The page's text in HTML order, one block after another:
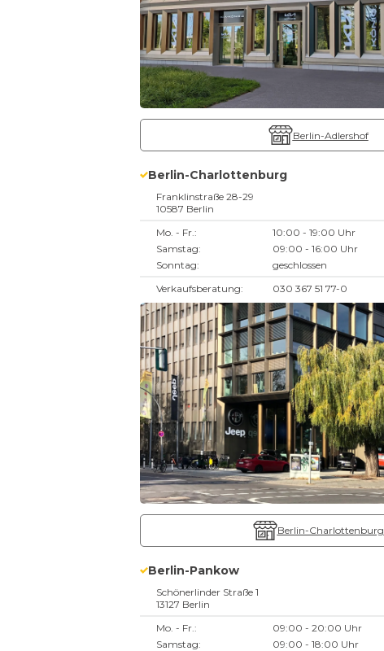
Berlin-Adlershof
Berlin-Charlottenburg
Franklinstraße 28-29
10587 Berlin
Mo. - Fr.:
10:00 - 19:00 Uhr
Samstag:
09:00 - 16:00 Uhr
Sonntag:
geschlossen
Verkaufsberatung:
030 367 51 77-0
Berlin-Charlottenburg
Berlin-Pankow
Schönerlinder Straße 1
13127 Berlin
Mo. - Fr.:
09:00 - 20:00 Uhr
Samstag:
09:00 - 18:00 Uhr